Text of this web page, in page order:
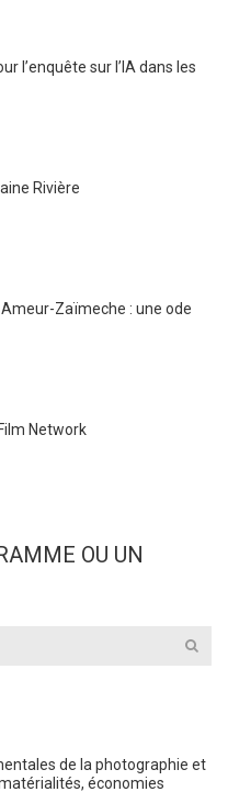
l’enquête sur l’IA dans les
Rivière
Ameur-Zaïmeche : une ode
Network
OU UN
de la photographie et
économies